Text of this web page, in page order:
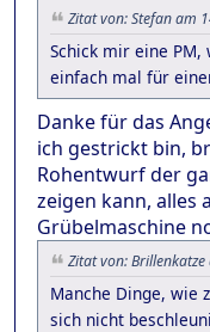
Zitat von: Stefan am
Schick mir eine
einfach mal für
Danke für das
ich gestrickt bin,
Rohentwurf der
zeigen kann, alles
Grübelmaschine
Zitat von:
Manche Dinge, wie
sich nicht